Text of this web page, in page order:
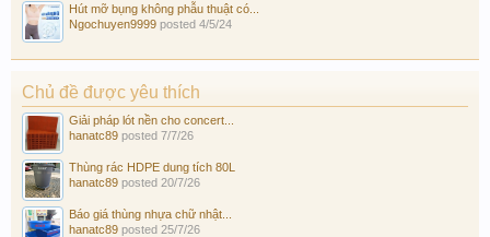
Hút mỡ bụng không phẫu thuật có...
Ngochuyen9999 posted 4/5/24
Chủ đề được yêu thích
Giải pháp lót nền cho concert...
hanatc89 posted 7/7/26
Thùng rác HDPE dung tích 80L
hanatc89 posted 20/7/26
Báo giá thùng nhựa chữ nhật...
hanatc89 posted 25/7/26